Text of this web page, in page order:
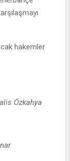
hakemler
Özkahya